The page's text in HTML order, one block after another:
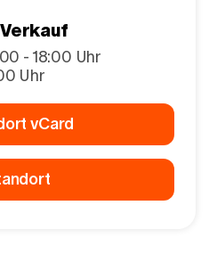
- 18:00 Uhr
Uhr
vCard